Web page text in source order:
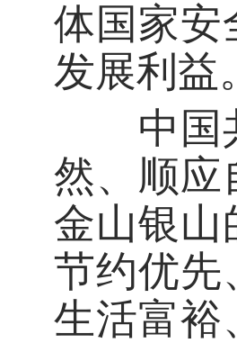
体国家安
发展利益。
中国共
然、顺应
金山银山
节约优先
生活富裕